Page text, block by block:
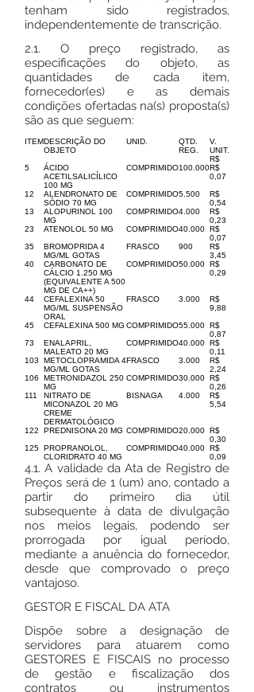
tenham sido registrados,
independentemente de transcrição.
2.1. O preço registrado, as
especificações do objeto, as
quantidades de cada item,
fornecedor(es) e as demais
condições ofertadas na(s) proposta(s)
são as que seguem:
ITEMDESCRIÇÃO DO
OBJETO
UNID.
QTD.
REG.
V.
UNIT.
R$
5
ÁCIDO
ACETILSALICÍLICO
100 MG
COMPRIMIDO100.000R$
0,07
12
ALENDRONATO DE
SÓDIO 70 MG
COMPRIMIDO5.500
R$
0,54
13
ALOPURINOL 100
MG
COMPRIMIDO4.000
R$
0,23
23
ATENOLOL 50 MG COMPRIMIDO40.000 R$
0,07
35
BROMOPRIDA 4
MG/ML GOTAS
FRASCO 900
R$
3,45
40
CARBONATO DE
CÁLCIO 1.250 MG
(EQUIVALENTE A 500
MG DE CA++)
COMPRIMIDO50.000 R$
0,29
44
CEFALEXINA 50
MG/ML SUSPENSÃO
ORAL
FRASCO 3.000
R$
9,88
45
CEFALEXINA 500 MG COMPRIMIDO55.000 R$
0,87
73
ENALAPRIL,
MALEATO 20 MG
COMPRIMIDO40.000 R$
0,11
103
METOCLOPRAMIDA 4
MG/ML GOTAS
FRASCO 3.000
R$
2,24
106
METRONIDAZOL 250
MG
COMPRIMIDO30.000 R$
0,26
111
NITRATO DE
MICONAZOL 20 MG
CREME
DERMATOLÓGICO
BISNAGA 4.000
R$
5,54
122 PREDNISONA 20 MG COMPRIMIDO20.000 R$
0,30
125 PROPRANOLOL,
CLORIDRATO 40 MG
COMPRIMIDO40.000 R$
0,09
4.1. A validade da Ata de Registro de
Preços será de 1 (um) ano, contado a
partir do primeiro dia útil
subsequente à data de divulgação
nos meios legais, podendo ser
prorrogada por igual período,
mediante a anuência do fornecedor,
desde que comprovado o preço
vantajoso.
GESTOR E FISCAL DA ATA
Dispõe sobre a designação de
servidores para atuarem como
GESTORES E FISCAIS no processo
de gestão e fiscalização dos
contratos ou instrumentos